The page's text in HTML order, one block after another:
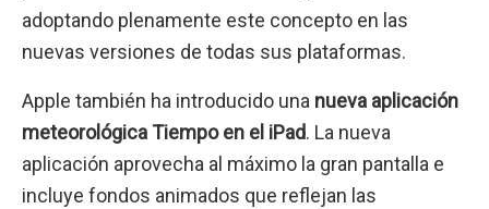
adoptando plenamente este concepto en las
nuevas versiones de todas sus plataformas.
Apple también ha introducido una nueva aplicación
meteorológica Tiempo en el iPad. La nueva
aplicación aprovecha al máximo la gran pantalla e
incluye fondos animados que reflejan las